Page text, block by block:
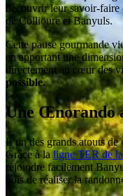
découvrir leur savoir-faire
de Collioure et Banyuls.
Cette pause gourmande
en apportant une
directement au cœur des
possible.
Une Œnorando
L’un des grands atouts
Grâce à laligne TER de
rejoindre facilement
puis de réaliser la